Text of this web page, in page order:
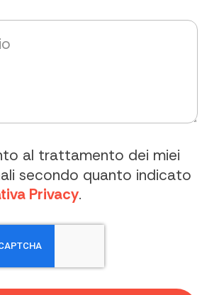
al trattamento dei miei
secondo quanto indicato
Privacy.